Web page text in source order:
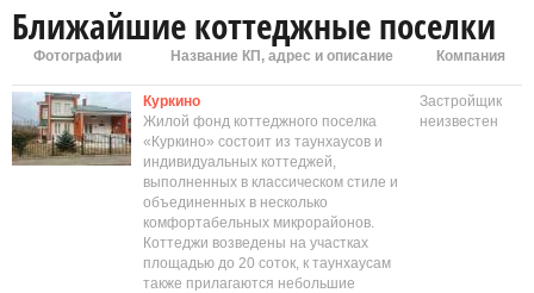
Ближайшие коттеджные поселки
Фотографии Название КП, адрес и описание Компания
Куркино
Жилой фонд коттеджного поселка
«Куркино» состоит из таунхаусов и
индивидуальных коттеджей,
выполненных в классическом стиле и
объединенных в несколько
комфортабельных микрорайонов.
Коттеджи возведены на участках
площадью до 20 соток, к таунхаусам
также прилагаются небольшие
Застройщик
неизвестен